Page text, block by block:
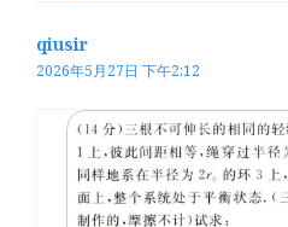
qiusir
2026年5月27日 下午2:12